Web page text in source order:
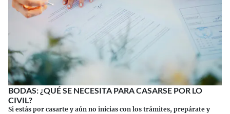
BODAS: ¿QUÉ SE NECESITA PARA CASARSE POR LO
CIVIL?
Si estás por casarte y aún no inicias con los trámites, prepárate y